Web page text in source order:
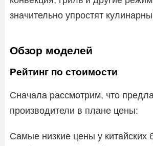
значительно упростят
Обзор моделей
Рейтинг по стоимости
Сначала рассмотрим, что
производители в плане цены:
Самые низкие цены у китайских